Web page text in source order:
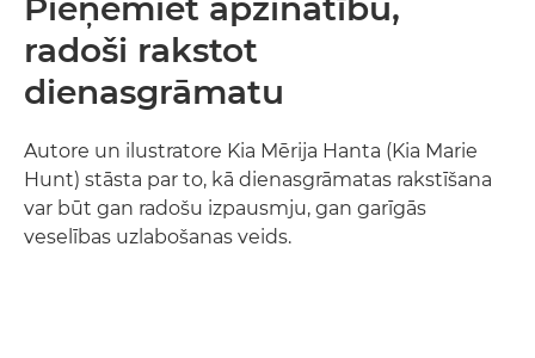
Pieņemiet apzinātību,
radoši rakstot
dienasgrāmatu
Autore un ilustratore Kia Mērija Hanta (Kia Marie
Hunt) stāsta par to, kā dienasgrāmatas rakstīšana
var būt gan radošu izpausmju, gan garīgās
veselības uzlabošanas veids.